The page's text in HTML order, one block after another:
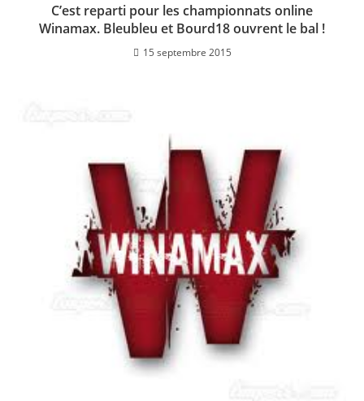
C’est reparti pour les championnats online
Winamax. Bleubleu et Bourd18 ouvrent le bal !
15 septembre 2015